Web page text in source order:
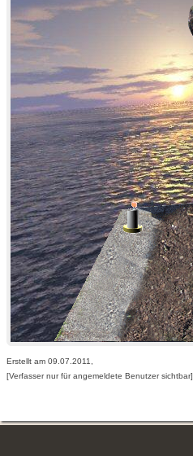
Erstellt am 09.07.2011,
[Verfasser nur für angemeldete Benutzer sichtbar]